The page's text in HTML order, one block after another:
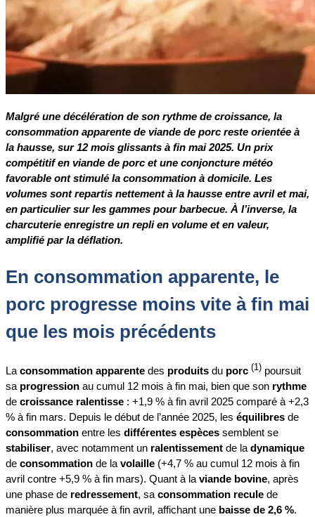
Malgré une décélération de son rythme de croissance, la
consommation apparente de viande de porc reste orientée à
la hausse, sur 12 mois glissants à fin mai 2025. Un prix
compétitif en viande de porc et une conjoncture météo
favorable ont stimulé la consommation à domicile. Les
volumes sont repartis nettement à la hausse entre avril et mai,
en particulier sur les gammes pour barbecue. À l’inverse, la
charcuterie enregistre un repli en volume et en valeur,
amplifié par la déflation.
En consommation apparente, le
porc progresse moins vite à fin mai
que les mois précédents
La consommation apparente des produits du porc (1) poursuit
sa progression au cumul 12 mois à fin mai, bien que son rythme
de croissance ralentisse : +1,9 % à fin avril 2025 comparé à +2,3
% à fin mars. Depuis le début de l’année 2025, les équilibres de
consommation entre les différentes espèces semblent se
stabiliser, avec notamment un ralentissement de la dynamique
de consommation de la volaille (+4,7 % au cumul 12 mois à fin
avril contre +5,9 % à fin mars). Quant à la viande bovine, après
une phase de redressement, sa consommation recule de
manière plus marquée à fin avril, affichant une baisse de 2,6 %.